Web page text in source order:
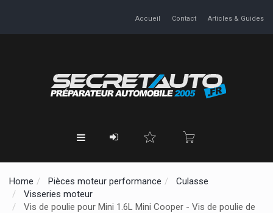
Accueil Contact Articles & Guides
Home Pièces moteur performance
Culasse
Visseries moteur
Vis de poulie pour Mini 1.6L Mini Cooper - Vis de poulie de